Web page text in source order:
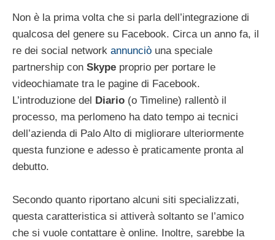
Non è la prima volta che si parla dell’integrazione di
qualcosa del genere su Facebook. Circa un anno fa, il
re dei social network annunciò una speciale
partnership con Skype proprio per portare le
videochiamate tra le pagine di Facebook.
L’introduzione del
Diario (o Timeline) rallentò il
processo, ma perlomeno ha dato tempo ai tecnici
dell’azienda di Palo Alto di migliorare ulteriormente
questa funzione e adesso è praticamente pronta al
debutto.
Secondo quanto riportano alcuni siti specializzati,
questa caratteristica si attiverà soltanto se l’amico
che si vuole contattare è online. Inoltre, sarebbe la